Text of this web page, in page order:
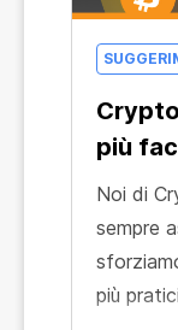
più
Noi di
sempre
più